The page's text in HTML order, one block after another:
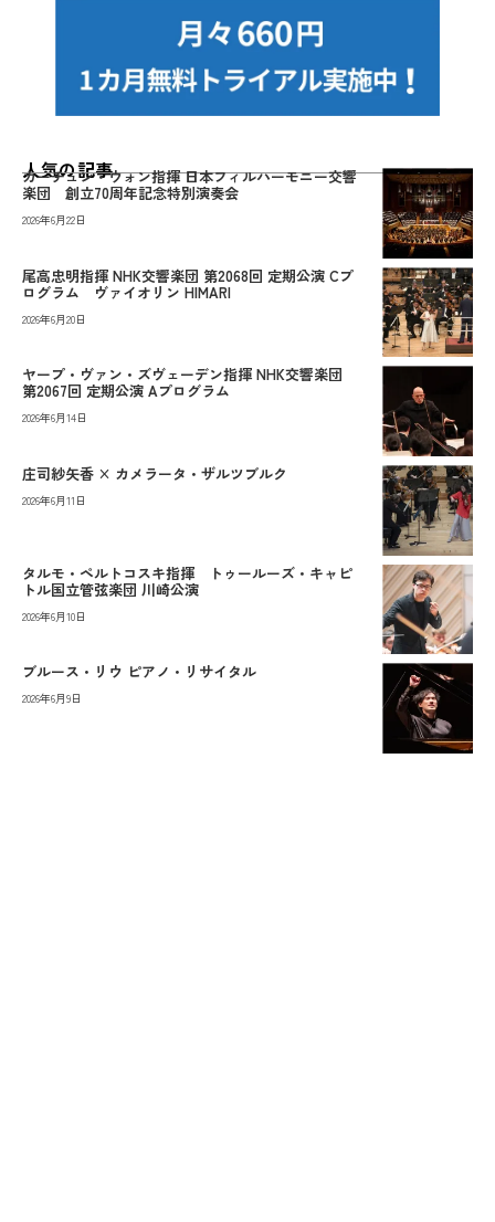
人気の記事
カーチュン・ウォン指揮 日本フィルハーモニー交響
楽団 創立70周年記念特別演奏会
2026年6月22日
尾高忠明指揮 NHK交響楽団 第2068回 定期公演 Cプ
ログラム ヴァイオリン HIMARI
2026年6月20日
ヤープ・ヴァン・ズヴェーデン指揮 NHK交響楽団
第2067回 定期公演 Aプログラム
2026年6月14日
庄司紗矢香 × カメラータ・ザルツブルク
2026年6月11日
タルモ・ペルトコスキ指揮 トゥールーズ・キャピ
トル国立管弦楽団 川崎公演
2026年6月10日
ブルース・リウ ピアノ・リサイタル
2026年6月9日